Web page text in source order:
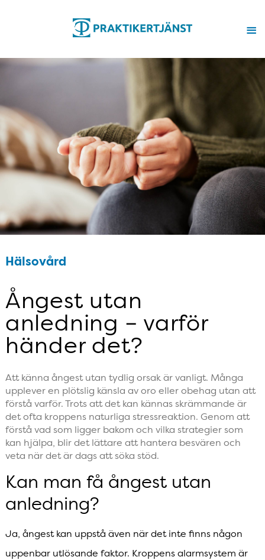
Hälsovård
Ångest utan
anledning – varför
händer det?
Att känna ångest utan tydlig orsak är vanligt. Många
upplever en plötslig känsla av oro eller obehag utan att
förstå varför. Trots att det kan kännas skrämmande är
det ofta kroppens naturliga stressreaktion. Genom att
förstå vad som ligger bakom och vilka strategier som
kan hjälpa, blir det lättare att hantera besvären och
veta när det är dags att söka stöd.
Kan man få ångest utan
anledning?
Ja, ångest kan uppstå även när det inte finns någon
uppenbar utlösande faktor. Kroppens alarmsystem är